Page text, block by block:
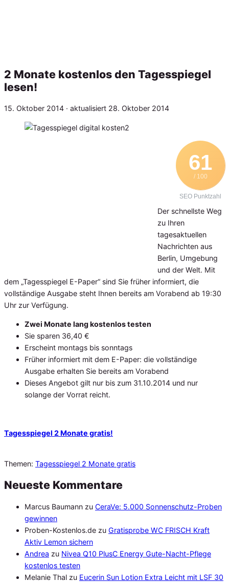
2 Monate kostenlos den Tagesspiegel
lesen!
Veröffentlicht
15. Oktober 2014 · aktualisiert 28. Oktober 2014
61
/ 100
SEO Punktzahl
Der schnellste Weg
zu Ihren
tagesaktuellen
Nachrichten aus
Berlin, Umgebung
und der Welt. Mit
dem „Tagesspiegel E-Paper“ sind Sie früher informiert, die
vollständige Ausgabe steht Ihnen bereits am Vorabend ab 19:30
Uhr zur Verfügung.
Zwei Monate lang kostenlos testen
Sie sparen 36,40 €
Erscheint montags bis sonntags
Früher informiert mit dem E-Paper: die vollständige
Ausgabe erhalten Sie bereits am Vorabend
Dieses Angebot gilt nur bis zum 31.10.2014 und nur
solange der Vorrat reicht.
Tagesspiegel 2 Monate gratis!
Themen: Tagesspiegel 2 Monate gratis
Neueste Kommentare
Marcus Baumann zu CeraVe: 5.000 Sonnenschutz-Proben
gewinnen
Proben-Kostenlos.de zu Gratisprobe WC FRISCH Kraft
Aktiv Lemon sichern
Andrea zu Nivea Q10 PlusC Energy Gute-Nacht-Pflege
kostenlos testen
Melanie Thal zu Eucerin Sun Lotion Extra Leicht mit LSF 30